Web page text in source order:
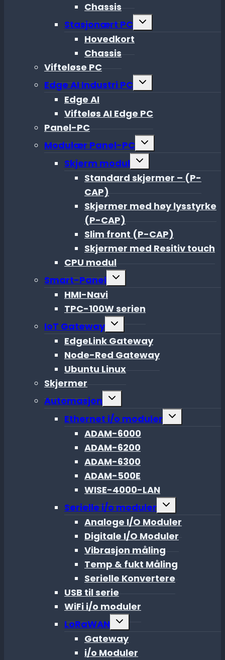
Chassis
Stasjonært PC
Toggle
Hovedkort
Chassis
Vifteløse PC
Edge AI Industri PC
Toggle
Edge AI
Vifteløs AI Edge PC
Panel-PC
Modulær Panel-PC
Toggle
menu
Skjerm modul
Toggle
menu
Standard skjermer – (P-
CAP)
Skjermer med høy lysstyrke
(P-CAP)
Slim front (P-CAP)
Skjermer med Resitiv touch
CPU modul
Smart-Panel
Toggle
HMI-Navi
TPC-100W serien
IoT Gateway
Toggle
EdgeLink Gateway
Node-Red Gateway
Ubuntu Linux
Skjermer
Automasjon
Toggle
Ethernet i/o moduler
Toggle
ADAM-6000
ADAM-6200
ADAM-6300
ADAM-500E
WISE-4000-LAN
Serielle i/o moduler
Toggle
menu
Analoge I/O Moduler
Digitale I/O Moduler
Vibrasjon måling
Temp & fukt Måling
Serielle Konvertere
USB til serie
WiFi i/o moduler
LoRaWAN
Toggle
Gateway
i/o Moduler